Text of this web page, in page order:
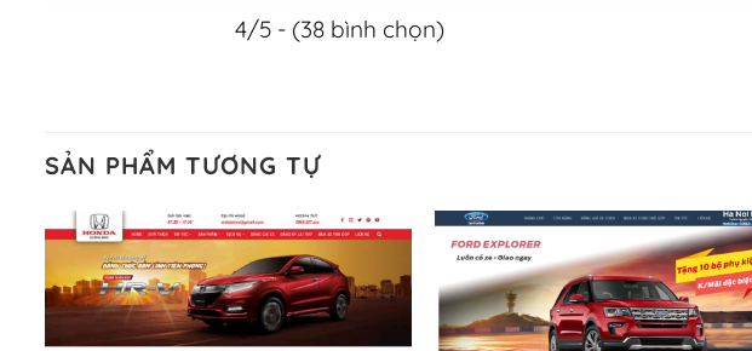
Khi bạn sử dụng WordPress, thì vấn đề giao diện của bạn trở nên dễ dàng và
– Sở hữu một cộng đồng lớn, sẵn sàng hỗ trợ
WordPress là nơi lưu trữ cho một diễn đàn cộng đồng khổng lồ được kiểm duyệt
cuồng tín WordPress.
4/5 - (38 bình chọn)
SẢN PHẨM TƯƠNG TỰ